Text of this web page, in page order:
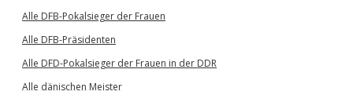
Alle DFB-Pokalsieger der Frauen
Alle DFB-Präsidenten
Alle DFD-Pokalsieger der Frauen in der DDR
Alle dänischen Meister